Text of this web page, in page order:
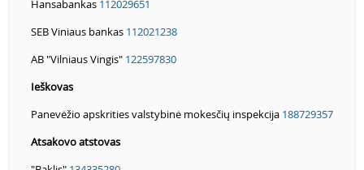
Hansabankas 112029651
SEB Viniaus bankas 112021238
AB "Vilniaus Vingis" 122597830
Ieškovas
Panevėžio apskrities valstybinė mokesčių inspekcija 188729357
Atsakovo atstovas